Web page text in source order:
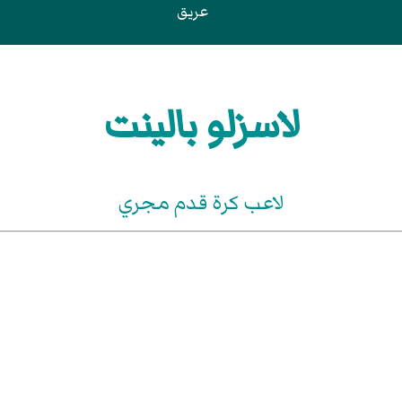
عريق
لاسزلو بالينت
لاعب كرة قدم مجري